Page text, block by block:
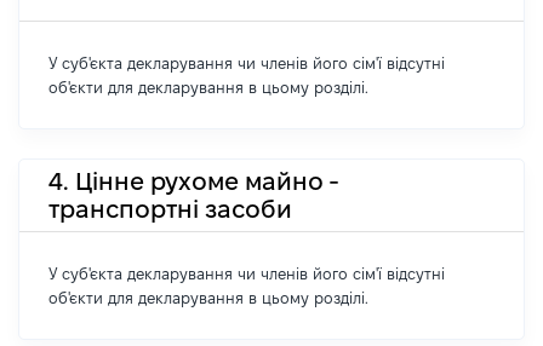
У суб'єкта декларування чи членів його сім'ї відсутні
об'єкти для декларування в цьому розділі.
4. Цінне рухоме майно -
транспортні засоби
У суб'єкта декларування чи членів його сім'ї відсутні
об'єкти для декларування в цьому розділі.